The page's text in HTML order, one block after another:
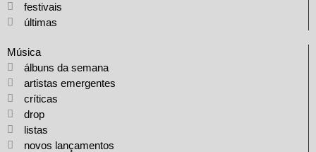
festivais
últimas
Música
álbuns da semana
artistas emergentes
críticas
drop
listas
novos lançamentos